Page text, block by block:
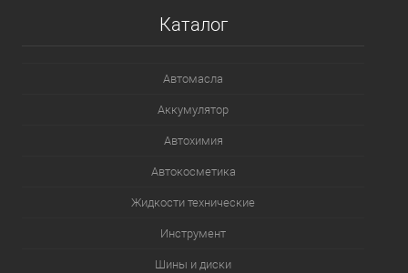
Каталог
Автомасла
Аккумулятор
Автохимия
Автокосметика
Жидкости технические
Инструмент
Шины и диски